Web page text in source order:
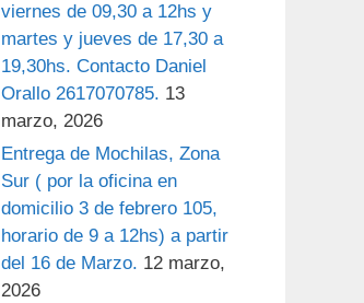
viernes de 09,30 a 12hs y
martes y jueves de 17,30 a
19,30hs. Contacto Daniel
Orallo 2617070785. 13
marzo, 2026
Entrega de Mochilas, Zona
Sur ( por la oficina en
domicilio 3 de febrero 105,
horario de 9 a 12hs) a partir
del 16 de Marzo. 12 marzo,
2026